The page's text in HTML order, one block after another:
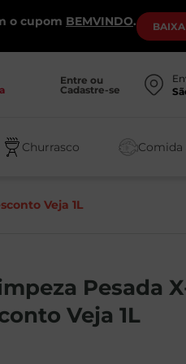
o cupom BEMVINDO.
Entre ou
Cadastre-se
Churrasco Comida
Veja 1L
Pesada
Veja 1L